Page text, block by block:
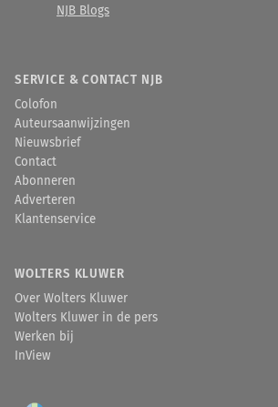
NJB Blogs
SERVICE & CONTACT NJB
Colofon
Auteursaanwijzingen
Nieuwsbrief
Contact
Abonneren
Adverteren
Klantenservice
WOLTERS KLUWER
Over Wolters Kluwer
Wolters Kluwer in de pers
Werken bij
InView